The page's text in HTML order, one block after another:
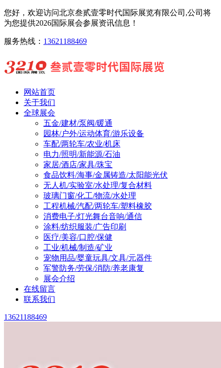
您好，欢迎访问北京叁贰壹零时代国际展览有限公司,公司将
为您提供2026国际展会参展资讯信息！
服务热线： 13621188469
网站首页
关于我们
全球展会
五金/建材/泵阀/暖通
园林/户外/运动体育/游乐设备
车配/两轮车/农业/机床
电力/照明/新能源/石油
家居/酒店/家具/珠宝
食品饮料/海事/金属铸造/太阳能光伏
无人机/实验室/水处理/复合材料
玻璃门窗/化工/物流/水处理
工程机械/汽配/两轮车/塑料橡胶
消费电子/灯光舞台音响/通信
涂料/纺织服装/广告印刷
医疗/美容/口腔/保健
工业/机械/制造/矿业
宠物用品/婴童玩具/文具/元器件
军警防务/劳保/消防/养老康复
展会介绍
在线留言
联系我们
13621188469